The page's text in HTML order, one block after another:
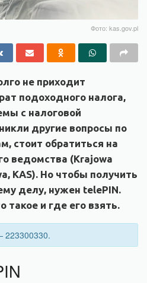
Фото: kas.gov.pl
не приходит
подоходного налога,
с налоговой
другие вопросы по
стоит обратиться на
ведомства (Krajowа
KAS). Но чтобы получить
делу, нужен telePIN.
такое и где его взять.